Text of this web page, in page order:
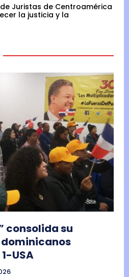
Juristas de Centroamérica
la justicia y la
consolida su
USA